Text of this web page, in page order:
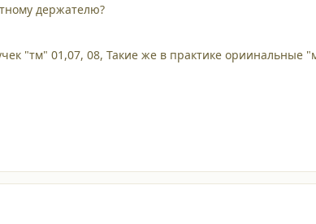
держателю?
"тм" 01,07, 08, Такие же в практике